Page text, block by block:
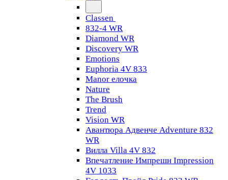
Classen
832-4 WR
Diamond WR
Discovery WR
Emotions
Euphoria 4V 833
Manor елочка
Nature
The Brush
Trend
Vision WR
Авантюра Адвенче Adventure 832
WR
Вилла Villa 4V 832
Впечатление Импрешн Impression
4V 1033